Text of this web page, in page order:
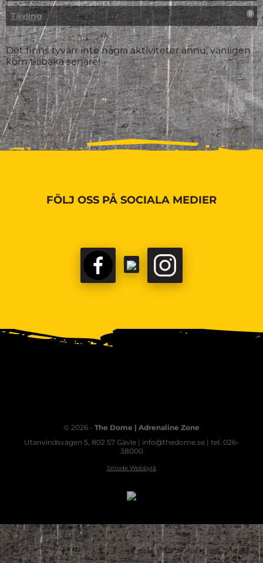
Tävling 0
Det finns tyvärr inte några aktiviteter ännu, vänligen
kom tillbaka senare!
FÖLJ OSS PÅ SOCIALA MEDIER
© 2026 - The Dome | Adrenaline Zone
Utanvindsvägen 5, 802 57 Gävle | info@thedome.se | tel. 026-
38000
Smode Webbyrå